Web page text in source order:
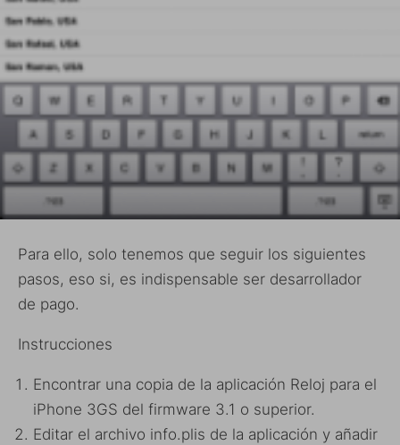
Para ello, solo tenemos que seguir los siguientes
pasos, eso si, es indispensable ser desarrollador
de pago.
Instrucciones
Encontrar una copia de la aplicación Reloj para el
iPhone 3GS del firmware 3.1 o superior.
Editar el archivo info.plis de la aplicación y añadir